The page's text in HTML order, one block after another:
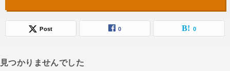
Post 0 0
見つかりませんでした